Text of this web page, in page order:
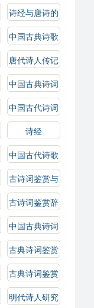
鉴赏辞典
诗经与唐诗的
比较研究
中国古典诗歌
鉴赏
唐代诗人传记
中国古典诗词
选
中国古代诗词
选
诗经
中国古代诗歌
选
古诗词鉴赏与
解析
古诗词鉴赏辞
典
中国古典诗词
解析
古典诗词鉴赏
古典诗词鉴赏
辞典
明代诗人研究